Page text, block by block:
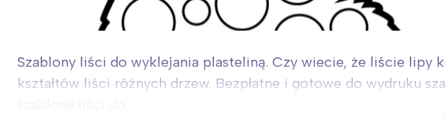
Szablony liści do wyklejania plasteliną. Czy wiecie, że liście lipy
kształtów liści różnych drzew. Bezpłatne i gotowe do wydruku